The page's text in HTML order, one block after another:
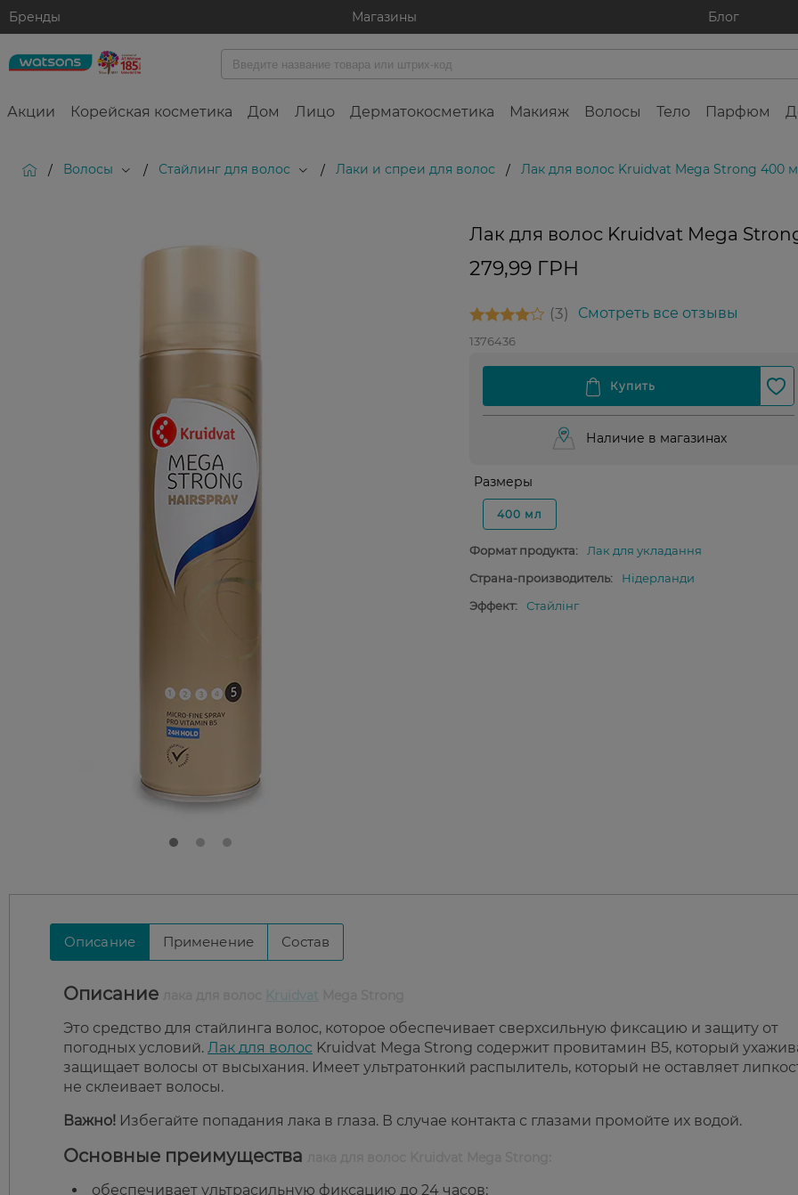
Бренды Магазины Блог
Акции Корейская косметика Дом Лицо Дерматокосметика Макияж Волосы Тело Парфюм
/ Волосы / Стайлинг для волос / Лаки и спреи для волос / Лак для волос Kruidvat Mega Strong 400
Лак для волос Kruidvat Mega
279,99 ГРН
3 Смотреть все отзывы
1376436
Наличие в магазинах
Размеры
400 мл
Формат продукта:
Лак для укладання
Страна-производитель:
Нідерланди
Эффект:
Стайлінг
Описание Применение Состав
Описание Kruidvat
Это средство для стайлинга волос, которое обеспечивает сверхсильную фиксацию и защиту от
погодных условий. Лак для волос Kruidvat Mega Strong содержит провитамин В5, который
защищает волосы от высыхания. Имеет ультратонкий распылитель, который не оставляет
не склеивает волосы.
Важно! Избегайте попадания лака в глаза. В случае контакта с глазами промойте их водой.
Основные преимущества
обеспечивает ультрасильную фиксацию до 24 часов;